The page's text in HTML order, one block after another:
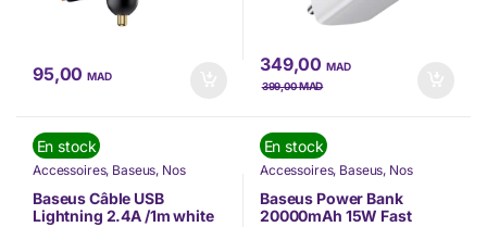
95,00MAD
349,00MAD
399,00MAD
En stock
Accessoires, Baseus, Nos
Baseus Câble USB
Lightning 2.4A /1m white
En stock
Accessoires, Baseus, Nos
Baseus Power Bank
20000mAh 15W Fast